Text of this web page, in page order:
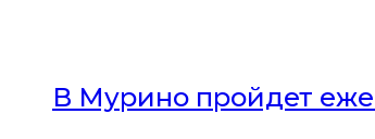
В Мурино пройдет